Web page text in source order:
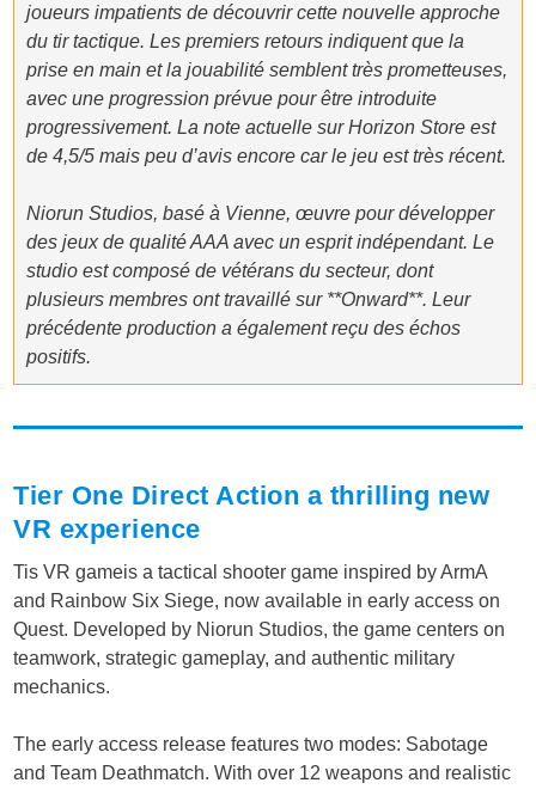
joueurs impatients de découvrir cette nouvelle approche
du tir tactique. Les premiers retours indiquent que la
prise en main et la jouabilité semblent très prometteuses,
avec une progression prévue pour être introduite
progressivement. La note actuelle sur Horizon Store est
de 4,5/5 mais peu d’avis encore car le jeu est très récent.
Niorun Studios, basé à Vienne, œuvre pour développer
des jeux de qualité AAA avec un esprit indépendant. Le
studio est composé de vétérans du secteur, dont
plusieurs membres ont travaillé sur **Onward**. Leur
précédente production a également reçu des échos
positifs.
Tier One Direct Action a thrilling new
VR experience
Tis VR gameis a tactical shooter game inspired by ArmA
and Rainbow Six Siege, now available in early access on
Quest. Developed by Niorun Studios, the game centers on
teamwork, strategic gameplay, and authentic military
mechanics.
The early access release features two modes: Sabotage
and Team Deathmatch. With over 12 weapons and realistic